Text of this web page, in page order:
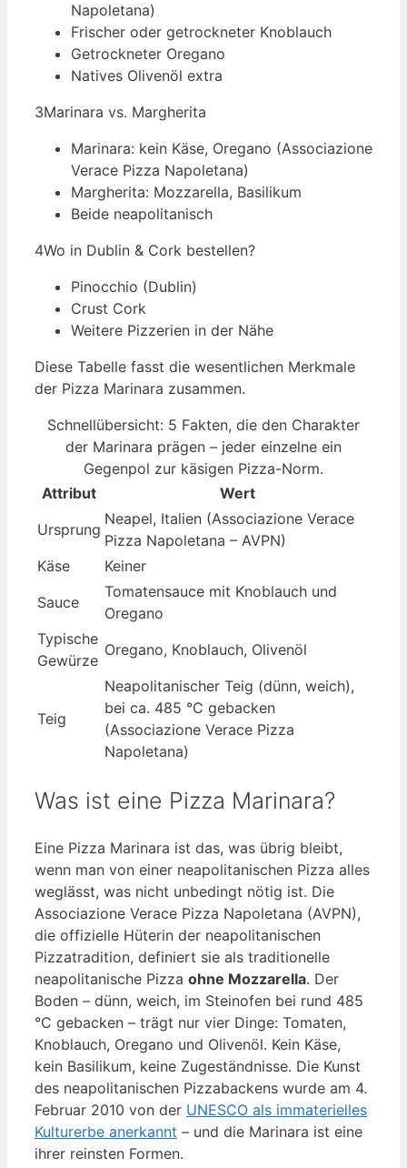
Napoletana)
Frischer oder getrockneter Knoblauch
Getrockneter Oregano
Natives Olivenöl extra
3Marinara vs. Margherita
Marinara: kein Käse, Oregano (Associazione
Verace Pizza Napoletana)
Margherita: Mozzarella, Basilikum
Beide neapolitanisch
4Wo in Dublin & Cork bestellen?
Pinocchio (Dublin)
Crust Cork
Weitere Pizzerien in der Nähe
Diese Tabelle fasst die wesentlichen Merkmale
der Pizza Marinara zusammen.
Schnellübersicht: 5 Fakten, die den Charakter
der Marinara prägen – jeder einzelne ein
Gegenpol zur käsigen Pizza-Norm.
Attribut
Wert
Ursprung
Neapel, Italien (Associazione Verace
Pizza Napoletana – AVPN)
Käse
Keiner
Sauce
Tomatensauce mit Knoblauch und
Oregano
Typische
Gewürze
Oregano, Knoblauch, Olivenöl
Teig
Neapolitanischer Teig (dünn, weich),
bei ca. 485 °C gebacken
(Associazione Verace Pizza
Napoletana)
Was ist eine Pizza Marinara?
Eine Pizza Marinara ist das, was übrig bleibt,
wenn man von einer neapolitanischen Pizza alles
weglässt, was nicht unbedingt nötig ist. Die
Associazione Verace Pizza Napoletana (AVPN),
die offizielle Hüterin der neapolitanischen
Pizzatradition, definiert sie als traditionelle
neapolitanische Pizza ohne Mozzarella. Der
Boden – dünn, weich, im Steinofen bei rund 485
°C gebacken – trägt nur vier Dinge: Tomaten,
Knoblauch, Oregano und Olivenöl. Kein Käse,
kein Basilikum, keine Zugeständnisse. Die Kunst
des neapolitanischen Pizzabackens wurde am 4.
Februar 2010 von der UNESCO als immaterielles
Kulturerbe anerkannt – und die Marinara ist eine
ihrer reinsten Formen.